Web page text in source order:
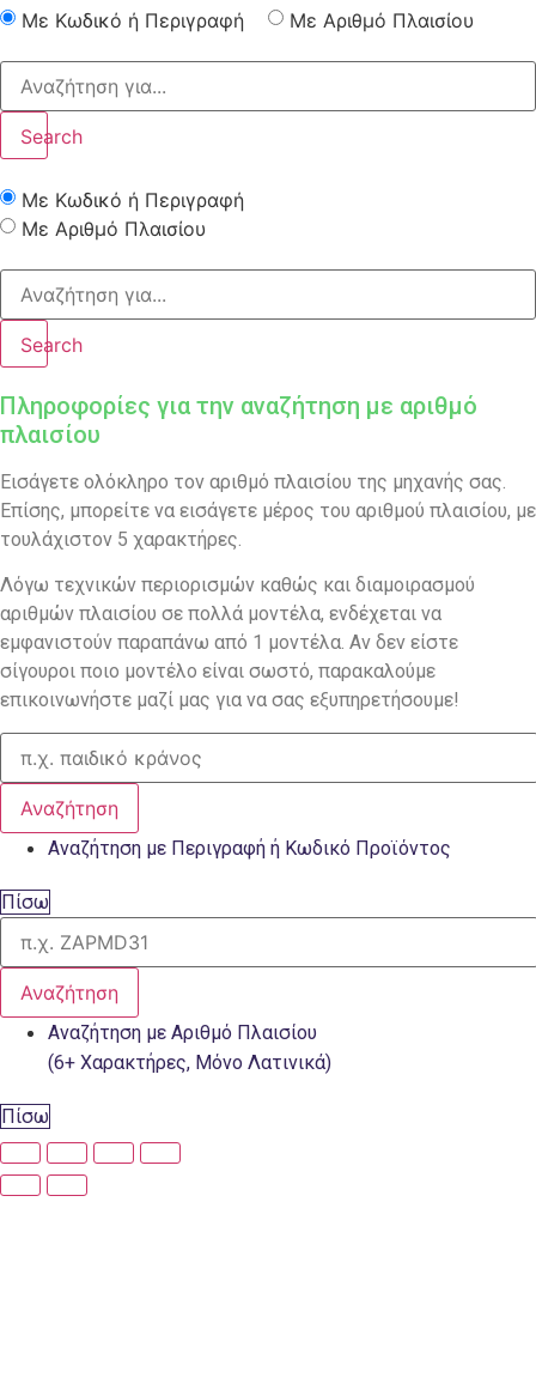
Με Κωδικό ή Περιγραφή Με Αριθμό Πλαισίου
Search
Με Κωδικό ή Περιγραφή
Με Αριθμό Πλαισίου
Search
Πληροφορίες για την αναζήτηση με αριθμό
πλαισίου
Εισάγετε ολόκληρο τον αριθμό πλαισίου της μηχανής σας.
Επίσης, μπορείτε να εισάγετε μέρος του αριθμού πλαισίου, με
τουλάχιστον 5 χαρακτήρες.
Λόγω τεχνικών περιορισμών καθώς και διαμοιρασμού
αριθμών πλαισίου σε πολλά μοντέλα, ενδέχεται να
εμφανιστούν παραπάνω από 1 μοντέλα. Αν δεν είστε
σίγουροι ποιο μοντέλο είναι σωστό, παρακαλούμε
επικοινωνήστε μαζί μας για να σας εξυπηρετήσουμε!
Αναζήτηση
Αναζήτηση με Περιγραφή ή Κωδικό Προϊόντος
Πίσω
Αναζήτηση
Αναζήτηση με Αριθμό Πλαισίου
(6+ Χαρακτήρες, Μόνο Λατινικά)
Πίσω